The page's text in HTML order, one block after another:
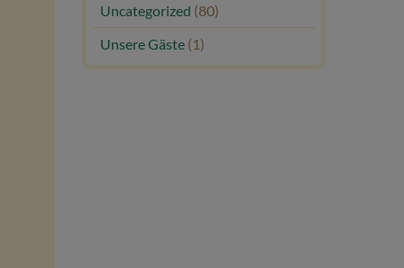
Uncategorized (80)
Unsere Gäste (1)